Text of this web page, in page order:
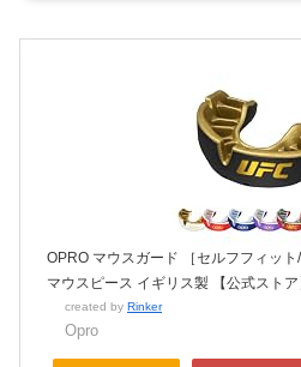
OPRO マウスガード ［セルフフィッ
マウスピース イギリス製 【公式ストア
created by Rinker
Opro